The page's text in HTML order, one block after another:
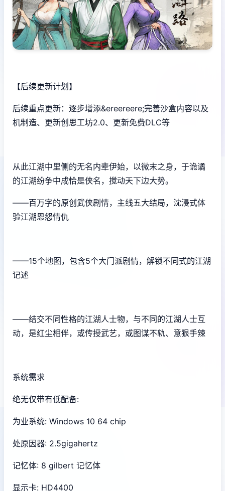
【后续更新计划】
后续重点更新：逐步增添&ereereere;完善沙盒内容以及
机制造、更新创思工坊2.0、更新免费DLC等
从此江湖中里侧的无名内辈伊始，以微末之身，于诡谲
的江湖纷争中成恰是侠名，搅动天下边大势。
——百万字的原创武侠剧情，主线五大结局，沈浸式体
验江湖恩怨情仇
——15个地图，包含5个大门派剧情，解锁不同式的江湖
记述
——结交不同性格的江湖人士物，与不同的江湖人士互
动，是红尘相伴，或传授武艺，或图谋不轨、意狠手辣
系统需求
绝无仅带有低配备:
为业系统: Windows 10 64 chip
处原因器: 2.5gigahertz
记忆体: 8 gilbert 记忆体
显示卡: HD4400